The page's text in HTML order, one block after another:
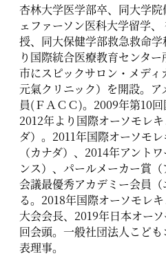
杏林大学医学部卒、同大学
ェファーソン医科大学留学
授、同大保健学部救急救命
り国際統合医療教育センタ
市にスピックサロン・メデ
元氣クリニック）を開設。
員(ＦＡＣＣ)。2009年第10回
2012年より国際オーソモレ
ダ）。2011年国際オーソモ
（カナダ）、2014年アント
ンス）、パールメーカー賞
会議最優秀アカデミー会員
る。2018年国際オーソモレ
大会会長、2019年日本オー
回会頭。一般社団法人こど
表理事。